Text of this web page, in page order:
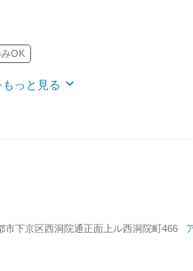
OK
っと見る
挙式スタイル: 人前式
市下京区西洞院通正面上ル西洞院町466